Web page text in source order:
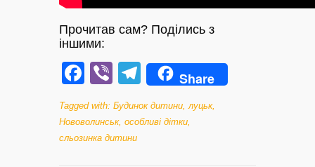
Прочитав сам? Поділись з
іншими:
Facebook
ViberTelegram
Share
Tagged with: Будинок дитини луцьк,
Нововолинськ, особливі дітки
сльозинка дитини